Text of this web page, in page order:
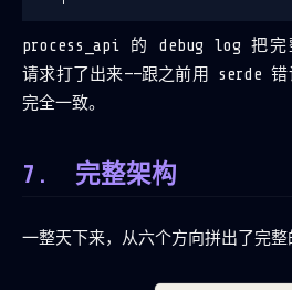
process_api 的 debug log 把完
请求打了出来——跟之前用 serde 错
完全一致。
完整架构
一整天下来，从六个方向拼出了完整